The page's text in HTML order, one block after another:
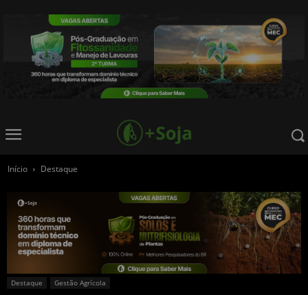
Início Destaque
Destaque Gestão Agrícola